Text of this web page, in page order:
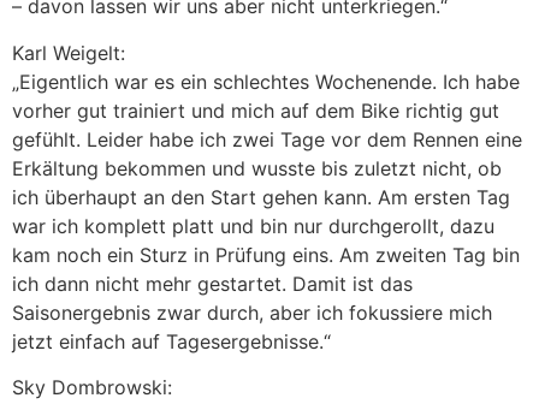
– davon lassen wir uns aber nicht unterkriegen.“
Karl Weigelt:
„Eigentlich war es ein schlechtes Wochenende. Ich habe
vorher gut trainiert und mich auf dem Bike richtig gut
gefühlt. Leider habe ich zwei Tage vor dem Rennen eine
Erkältung bekommen und wusste bis zuletzt nicht, ob
ich überhaupt an den Start gehen kann. Am ersten Tag
war ich komplett platt und bin nur durchgerollt, dazu
kam noch ein Sturz in Prüfung eins. Am zweiten Tag bin
ich dann nicht mehr gestartet. Damit ist das
Saisonergebnis zwar durch, aber ich fokussiere mich
jetzt einfach auf Tagesergebnisse.“
Sky Dombrowski: